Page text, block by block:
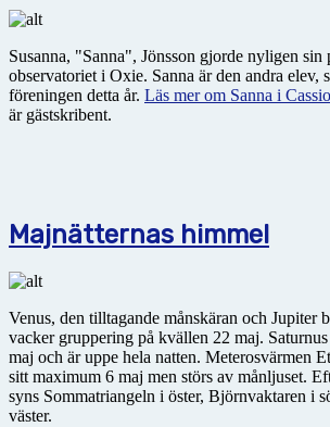
Susanna, "Sanna", Jönsson gjorde nyligen
observatoriet i Oxie. Sanna är den andra elev,
föreningen detta år. Läs mer om Sanna i
är gästskribent.
Majnätternas himmel
Venus, den tilltagande månskäran och Jupiter
vacker gruppering på kvällen 22 maj.
maj och är uppe hela natten. Meterosvärmen
sitt maximum 6 maj men störs av månljuset.
syns Sommatriangeln i öster, Björnvaktaren i
väster.